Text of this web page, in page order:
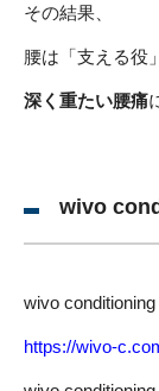
その結果、
腰は「支える役
深く重たい腰痛
wivo
wivo
https://wivo-